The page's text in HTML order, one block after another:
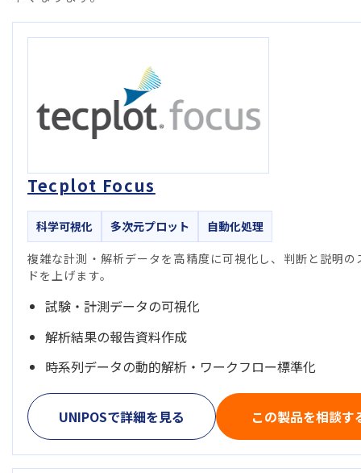
Tecplot Focus
科学可視化 多次元プロット
自動化処理
複雑な計測・解析データを高精度に可視化し、判断と説明の
ドを上げます。
試験・計測データの可視化
解析結果の報告資料作成
時系列データの動的解析・ワークフロー標準化
UNIPOSで詳細を見る この製品を相談す